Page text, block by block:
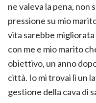
ne valeva la pena, non
pressione su mio
vita sarebbe
con me e mio marito
obiettivo, un anno
città. Io mi trovai lì un
gestione della cava di